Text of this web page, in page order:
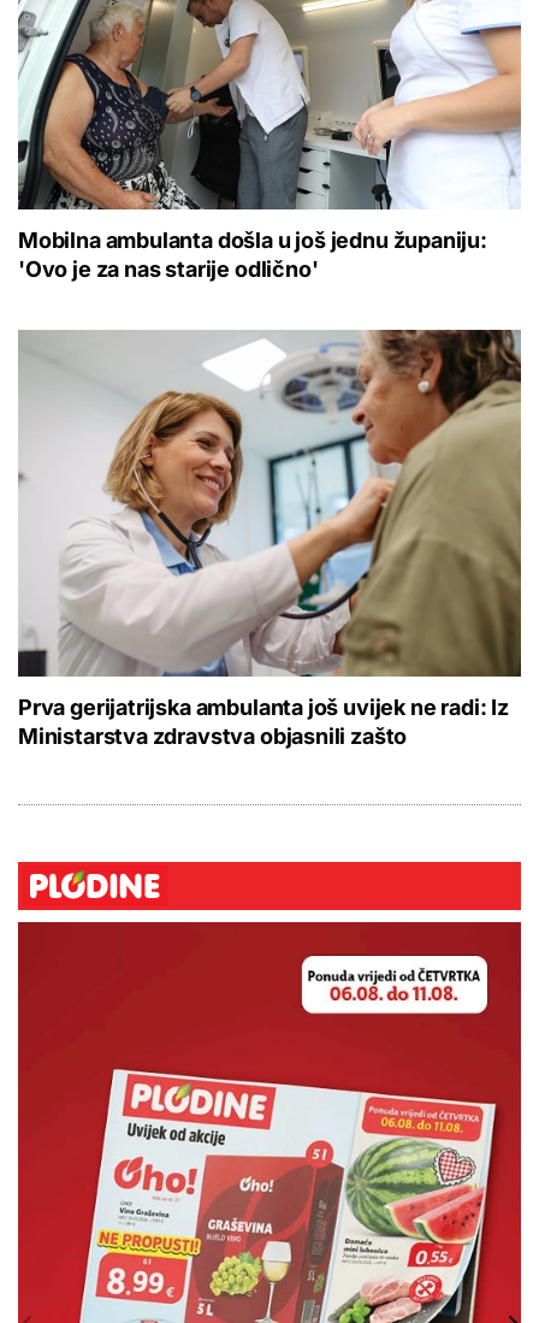
Mobilna ambulanta došla u još jednu županiju:
'Ovo je za nas starije odlično'
Prva gerijatrijska ambulanta još uvijek ne radi: Iz
Ministarstva zdravstva objasnili zašto